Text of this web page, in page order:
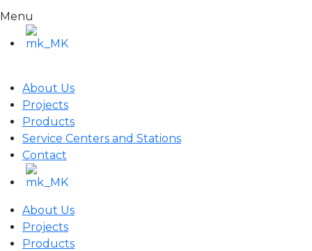
Menu
About Us
Projects
Products
Service Centers and Stations
Contact
About Us
Projects
Products